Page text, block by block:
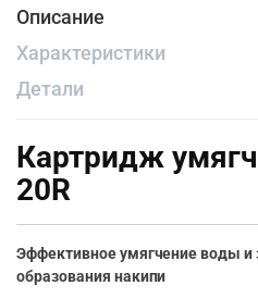
Описание
Характеристики
Детали
Картридж
20R
Эффективное умягчение воды и
образования накипи